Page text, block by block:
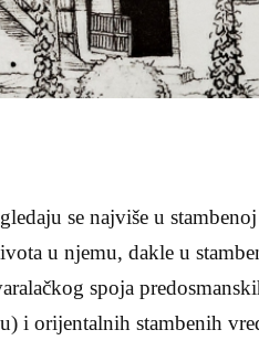
se najviše u
u njemu, dakle u
spoja
i orijentalnih stambenih